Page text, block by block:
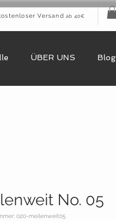
Versand ab 40€
ÜBER UNS Blog
No. 05
020-meilenweit05